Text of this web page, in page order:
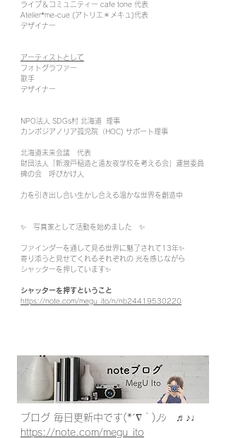
ライブ＆コミュニティー cafe tone 代表
Atelier*me-cue (アトリエ＊メキュ)代表
デザイナー
アーティストとして
フォトグラファー
歌手
​デザイナー
NPO法人 SDGs村 北海道 理事
カンボジアノリア孤児院（HOC) サポート理事
北海道未来会議 代表
財団法人「新渡戸稲造と遠友夜学校を考える会」運営委員
碑の会 呼びかけ人
力を引き出し合い生かし合える温かな世界を創造中
✨ 写真家として活動を始めました ✨
ファインダーを通して見る世界に魅了されて13年✨
寄り添うと見せてくれるそれぞれの 光を感じながら
シャッターを押しています✨
​シャッターを押すということ
https://note.com/megu_ito/n/nb24419530220
ブログ 毎日更新中です(*´∇｀)ﾉｼ ♬♪♩
https://note.com/megu_ito